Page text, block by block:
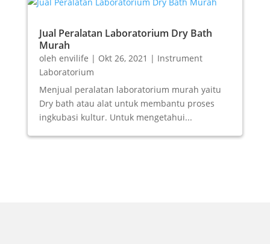
Jual Peralatan Laboratorium Dry Bath
Murah
oleh envilife | Okt 26, 2021 | Instrument
Laboratorium
Menjual peralatan laboratorium murah yaitu
Dry bath atau alat untuk membantu proses
ingkubasi kultur. Untuk mengetahui...